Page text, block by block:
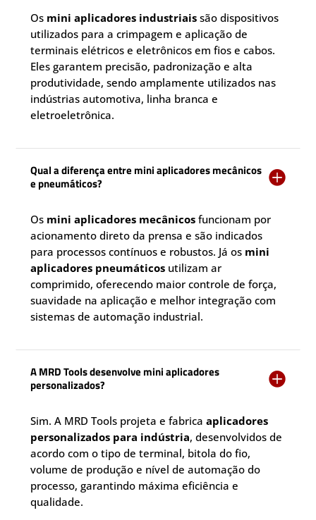
Os mini aplicadores industriais são dispositivos
utilizados para a crimpagem e aplicação de
terminais elétricos e eletrônicos em fios e cabos.
Eles garantem precisão, padronização e alta
produtividade, sendo amplamente utilizados nas
indústrias automotiva, linha branca e
eletroeletrônica.
Qual a diferença entre mini aplicadores mecânicos
e pneumáticos?

Os mini aplicadores mecânicos funcionam por
acionamento direto da prensa e são indicados
para processos contínuos e robustos. Já os mini
aplicadores pneumáticos utilizam ar
comprimido, oferecendo maior controle de força,
suavidade na aplicação e melhor integração com
sistemas de automação industrial.
A MRD Tools desenvolve mini aplicadores
personalizados?

Sim. A MRD Tools projeta e fabricaaplicadores
personalizados para indústria, desenvolvidos de
acordo com o tipo de terminal, bitola do fio,
volume de produção e nível de automação do
processo, garantindo máxima eficiência e
qualidade.